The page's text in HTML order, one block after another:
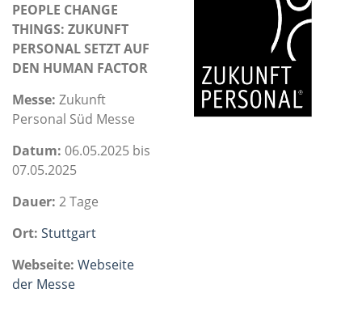
PEOPLE CHANGE
THINGS: ZUKUNFT
PERSONAL SETZT AUF
DEN HUMAN FACTOR
Messe: Zukunft
Personal Süd Messe
Datum: 06.05.2025 bis
07.05.2025
Dauer: 2 Tage
Ort: Stuttgart
Webseite: Webseite
der Messe